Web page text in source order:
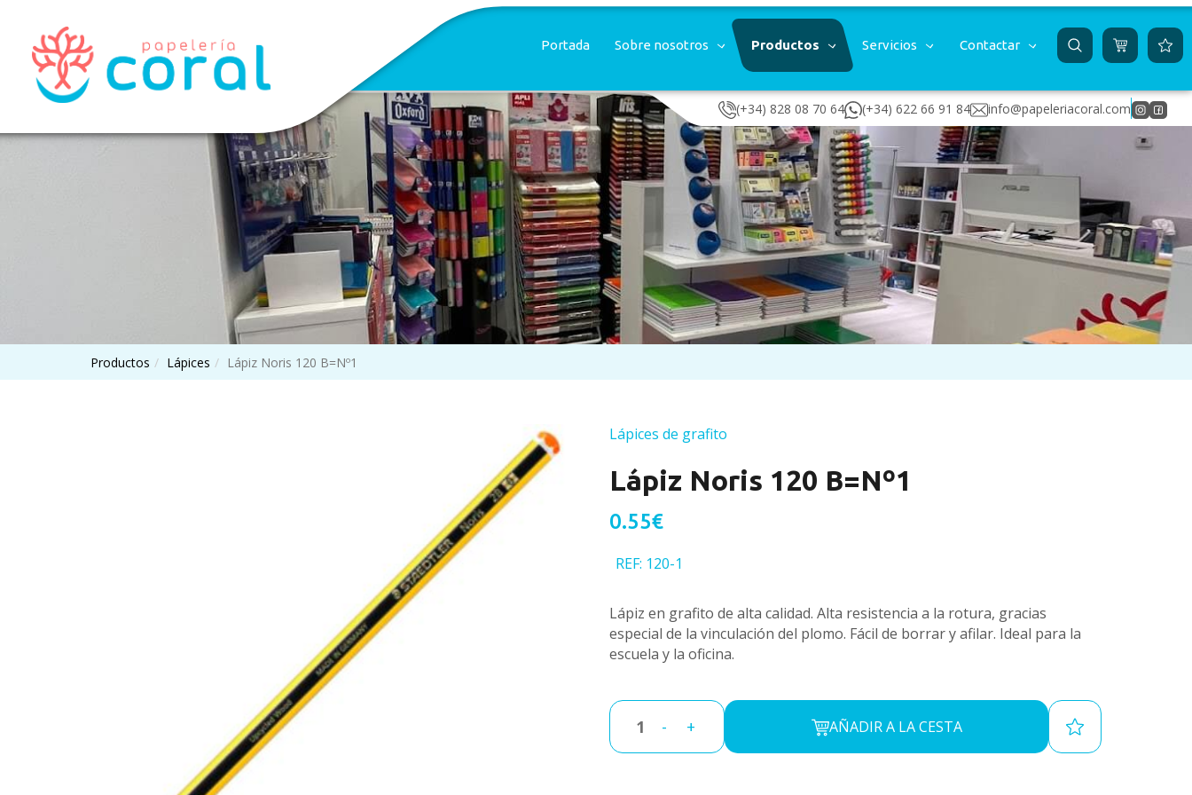
Portada Sobre nosotros Productos Servicios Contactar
(+34) 828 08 70 64 (+34) 622 66 91 84 info@papeleriacoral.com
Productos Lápices Lápiz Noris 120 B=Nº1
Lápices de grafito
Lápiz Noris 120 B=Nº1
0.55€
REF: 120-1
Lápiz en grafito de alta calidad. Alta resistencia a la rotura, gracias
especial de la vinculación del plomo. Fácil de borrar y afilar. Ideal para la
escuela y la oficina.
- + AÑADIR A LA CESTA